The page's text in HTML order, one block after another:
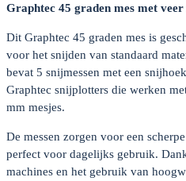
Graphtec 45 graden mes met veer
Dit Graphtec 45 graden mes is
voor het snijden van standaard
bevat 5 snijmessen met een
Graphtec snijplotters die werken
mm mesjes.
De messen zorgen voor een
perfect voor dagelijks gebruik.
machines en het gebruik van